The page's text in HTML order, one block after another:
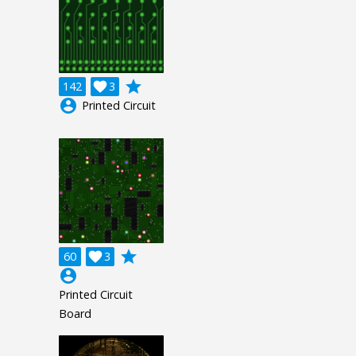
142 3

grade
account_circle Printed Circuit
60 3

grade
account_circle
Printed Circuit
Board